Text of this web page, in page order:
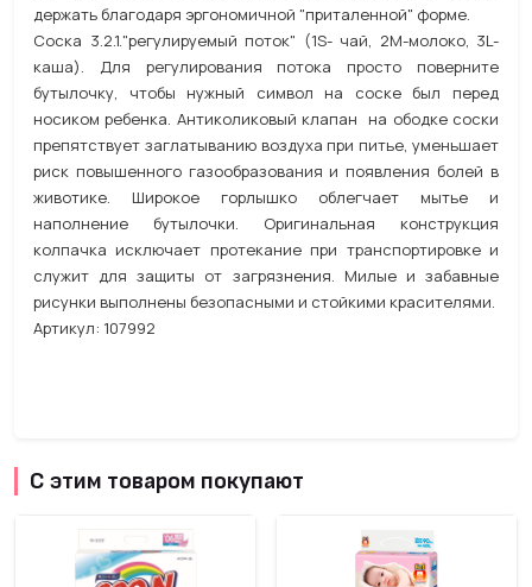
держать благодаря эргономичной "приталенной" форме.
Соска 3.2.1."регулируемый поток" (1S- чай, 2M-молоко, 3L-
каша). Для регулирования потока просто поверните
бутылочку, чтобы нужный символ на соске был перед
носиком ребенка. Антиколиковый клапан на ободке соски
препятствует заглатыванию воздуха при питье, уменьшает
риск повышенного газообразования и появления болей в
животике. Широкое горлышко облегчает мытье и
наполнение бутылочки. Оригинальная конструкция
колпачка исключает протекание при транспортировке и
служит для защиты от загрязнения. Милые и забавные
рисунки выполнены безопасными и стойкими красителями.
Артикул: 107992
С этим товаром покупают